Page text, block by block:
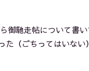
御馳走帖について書
た（ごちってはいない